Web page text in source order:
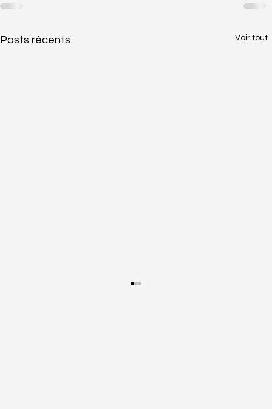
Posts récents Voir tout